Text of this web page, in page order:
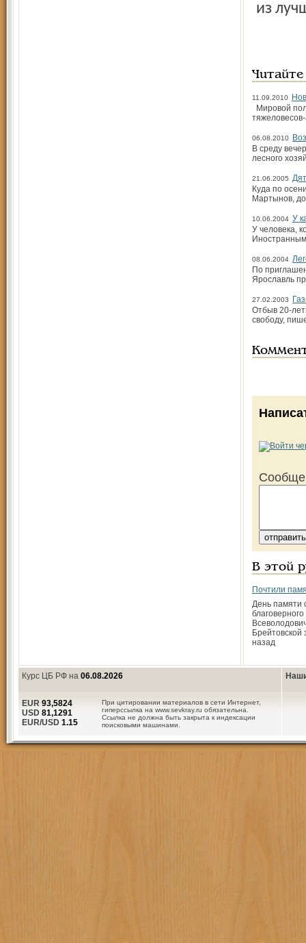
из
11.09.2010
Мировой
06.08.2010
В среду
лесного
21.06.2005
Куда по
Мартынов, до
10.06.2004 У
У человека,
08.06.2004
По
Ярославль
27.02.2003
Отбыв 20-
свободу,
В этой
Почтили
День памяти
Брейтовской
назад
Курс ЦБ РФ на 06.08.2026
При цитировании материалов в сети Интернет,
гиперссылка на www.sevkray.ru обязательна.
Ссылка не должна быть закрыта к индексации
поисковыми машинами.
EUR 93,5824
USD 81,1291
EUR/USD 1.15